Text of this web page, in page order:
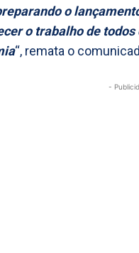
o
o trabalho de
“, remata o
-